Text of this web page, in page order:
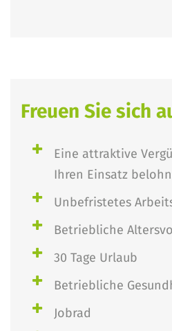
Freuen Sie sich
Eine attraktive
Ihren Einsatz
Unbefristetes
Betriebliche
30 Tage Urlaub
Betriebliche
Jobrad